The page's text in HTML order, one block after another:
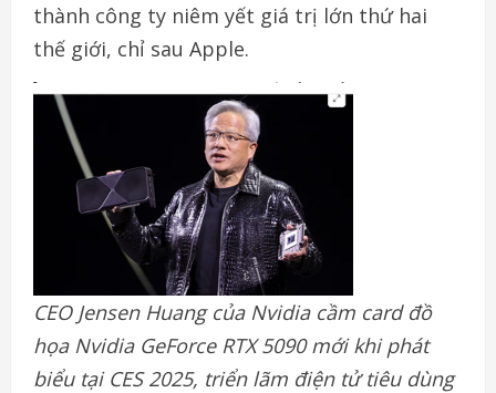
thành công ty niêm yết giá trị lớn thứ hai
thế giới, chỉ sau Apple.
CEO Jensen Huang của Nvidia cầm card đồ
họa Nvidia GeForce RTX 5090 mới khi phát
biểu tại CES 2025, triển lãm điện tử tiêu dùng